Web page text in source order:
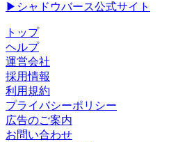
▶シャドウバース公式サイト
トップ
ヘルプ
運営会社
採用情報
利用規約
プライバシーポリシー
広告のご案内
お問い合わせ